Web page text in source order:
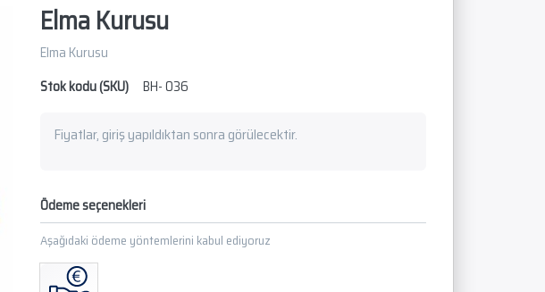
Elma Kurusu
Elma Kurusu
Stok kodu (SKU)
BH- 036
Fiyatlar, giriş yapıldıktan sonra görülecektir.
Ödeme seçenekleri
Aşağıdaki ödeme yöntemlerini kabul ediyoruz